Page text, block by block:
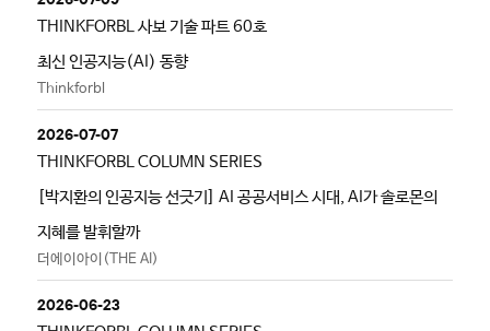
THINKFORBL 사보 기술 파트 60호
최신 인공지능(AI) 동향
Thinkforbl
2026-07-07
THINKFORBL COLUMN SERIES
[박지환의 인공지능 선긋기] AI 공공서비스 시대, AI가 솔로몬의
지혜를 발휘할까
더에이아이(THE AI)
2026-06-23